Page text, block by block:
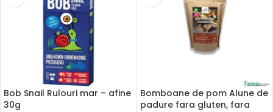
Bob Snail Rulouri mar – afine
30g
Bomboane de pom Alune de
padure fara gluten, fara